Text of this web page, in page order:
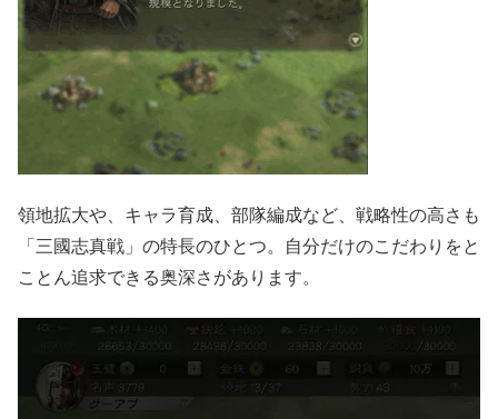
領地拡大や、キャラ育成、部隊編成など、戦略性の高さも
「三國志真戦」の特長のひとつ。自分だけのこだわりをと
ことん追求できる奥深さがあります。